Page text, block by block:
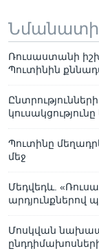
Ռուսաստանի
Պուտինին
Պուտինը
մեջ
Մեդվեդև.
արդյունքներով
Մոսկվան